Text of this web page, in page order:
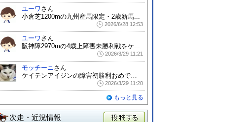
ユーワ さん
小倉芝1200mの九州産馬限定・2歳新馬...
2026/6/28 12:53
ユーワ さん
阪神障2970mの4歳上障害未勝利戦をケ...
2026/3/29 11:21
モッチーニさん
ケイテンアイジンの障害初勝利おめでとうご...
2026/3/29 11:20
もっと見る
次走・近況情報